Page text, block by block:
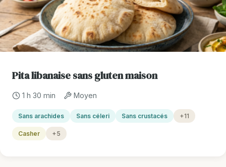
Pita libanaise sans gluten maison
1 h 30 min Moyen
Sans arachides Sans céleri Sans crustacés +11
Casher +5